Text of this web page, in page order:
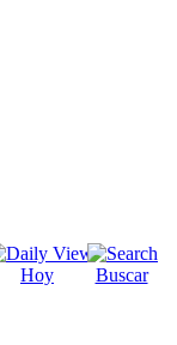
Hoy
Buscar